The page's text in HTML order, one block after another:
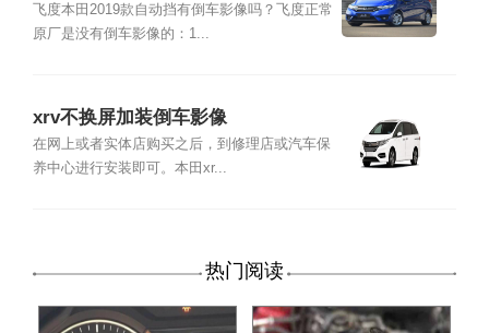
飞度本田2019款自动挡有倒车影像吗？飞度正常
原厂是没有倒车影像的：1...
xrv不换屏加装倒车影像
在网上或者实体店购买之后，到修理店或汽车保
养中心进行安装即可。本田xr...
热门阅读